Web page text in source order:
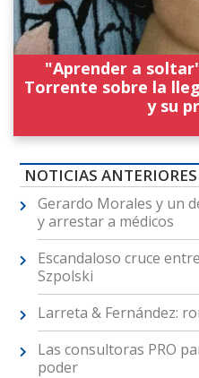
"Aprender a
Torrente sobre la
y su
NOTICIAS
Gerardo Morales y un
y arrestar a médicos
Escandaloso cruce
Szpolski
Larreta & Fernández:
Las consultoras PRO
poder